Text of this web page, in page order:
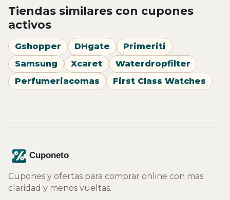
Tiendas similares con cupones
activos
Gshopper DHgate
Primeriti
Samsung
Xcaret
Waterdropfilter
Perfumeriacomas
First Class Watches
Cupones y ofertas para comprar online con mas
claridad y menos vueltas.